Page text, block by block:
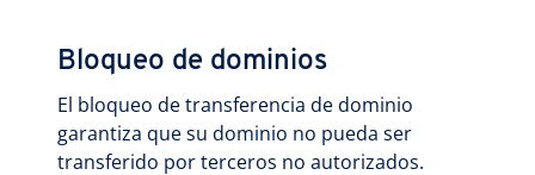
Bloqueo de dominios
El bloqueo de transferencia de dominio
garantiza que su dominio no pueda ser
transferido por terceros no autorizados.